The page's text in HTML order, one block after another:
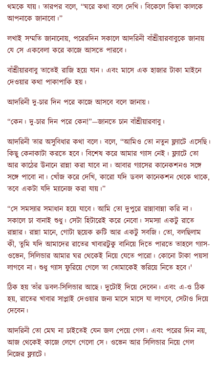
থমকে যায়। তারপর বলে, “ঘরে কথা বলে দেখি। বিকেলে কিম্বা কালকে
আপনাকে জানাবো।”
লখাই সম্মতি জানানোয়, পরেরদিন সকালে আদরিনী বাঁশ্রীয়ারবাবুকে জানায়
যে সে একবেলা করে কাজে আসতে পারবে।
বাঁশ্রীয়ারবাবু তাতেই রাজি হয়ে যান। এবং মাসে এক হাজার টাকা মাইনে
দেওয়ার কথা পাকাপাকি হয়।
আদরিনী দু-চার দিন পরে কাজে আসবে বলে জানায়।
“কেন। দু-চার দিন পরে কেন!”—জানতে চান বাঁশ্রীয়ারবাবু।
আদরিনী তার অসুবিধার কথা বলে। বলে, “আমিও তো নতুন ফ্ল্যাটে এসেছি।
কিছু কেনাকাটা করতে হবে। বিশেষ করে আমার গ্যাস নেই। ফ্ল্যাটে তো
আর কাঠের উনানে রান্না করা যাবে না। আবার গ্যাসের কানেকশনও সঙ্গে
সঙ্গে পাবো না। খোঁজ করে দেখি, কারো যদি ডবল কানেকশন থেকে থাকে,
তবে একটা যদি ম্যানেজ করা যায়।”
“সে সমস্যার সমাধান হয়ে যাবে। আমি তো দুপুরে রান্নাবান্না করি না।
সকালে চা বানাই শুধু। সেটা হিটারেই করে নেবো। সমস্যা একটু রাতে
রান্নার। রান্না মানে, গোটা ছয়েক রুটি আর একটু সবজি। তো, বলছিলাম
কী, তুমি যদি আমাদের রাতের খাবারটুকু বানিয়ে দিতে পারতে তাহলে গ্যাস-
ওভেন, সিলিন্ডার আমার ঘর থেকেই নিয়ে যেতে পারো। কোনো টাকা পয়সা
লাগবে না। শুধু গ্যাস ফুরিয়ে গেলে তা তোমাকেই ভরিয়ে নিতে হবে।'
ঠিক হয় তাঁর ডবল-সিলিন্ডার আছে। দুটোই দিয়ে দেবেন। এবং এ-ও ঠিক
হয়, রাতের খাবার সাপ্লাই দেওয়ার জন্য মাসে মাসে যা লাগবে, সেটাও দিয়ে
দেবেন।
আদরিনী তো মেঘ না চাইতেই যেন জল পেয়ে গেল। এবং পরের দিন নয়,
আজ থেকেই কাজে লেগে গেলো সে। ওভেন আর সিলিন্ডার নিয়ে গেল
নিজের ফ্ল্যাটে।